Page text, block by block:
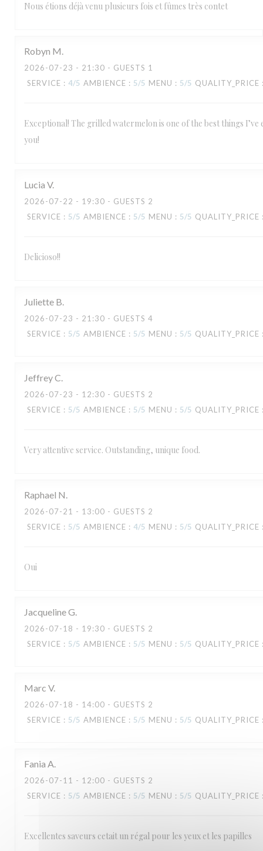
Nous étions déjà venu plusieurs fois et fûmes très contet
Robyn M
2026-07-23 - 21:30 - GUESTS 1
SERVICE : 4/5 AMBIENCE : 5/5 MENU : 5/5 QUALITY_PRICE
Exceptional! The grilled watermelon is one of the best things I’ve
you!
Lucia V
2026-07-22 - 19:30 - GUESTS 2
SERVICE : 5/5 AMBIENCE : 5/5 MENU : 5/5 QUALITY_PRICE
Delicioso!!
Juliette B
2026-07-23 - 21:30 - GUESTS 4
SERVICE : 5/5 AMBIENCE : 5/5 MENU : 5/5 QUALITY_PRICE
JeffreyC
2026-07-23 - 12:30 - GUESTS 2
SERVICE : 5/5 AMBIENCE : 5/5 MENU : 5/5 QUALITY_PRICE
Very attentive service. Outstanding, unique food.
Raphael N
2026-07-21 - 13:00 - GUESTS 2
SERVICE : 5/5 AMBIENCE : 4/5 MENU : 5/5 QUALITY_PRICE
Oui
JacquelineG
2026-07-18 - 19:30 - GUESTS 2
SERVICE : 5/5 AMBIENCE : 5/5 MENU : 5/5 QUALITY_PRICE
Marc V
2026-07-18 - 14:00 - GUESTS 2
SERVICE : 5/5 AMBIENCE : 5/5 MENU : 5/5 QUALITY_PRICE
Fania A
2026-07-11 - 12:00 - GUESTS 2
SERVICE : 5/5 AMBIENCE : 5/5 MENU : 5/5 QUALITY_PRICE
Excellentes saveurs cetait un régal pour les yeux et les papilles